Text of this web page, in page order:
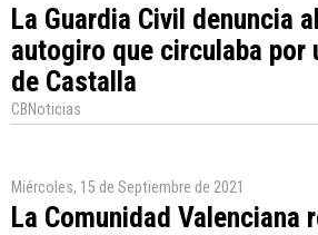
La Guardia Civil denuncia
autogiro que circulaba por
de Castalla
CBNoticias
Miércoles, 15 de Septiembre de 2021
La Comunidad Valenciana